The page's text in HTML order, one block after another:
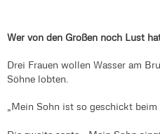
Wer von den Großen noch Lust
Drei Frauen wollen Wasser am
Söhne lobten.
„Mein Sohn ist so geschickt